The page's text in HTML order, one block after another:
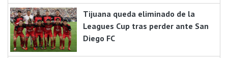
Tijuana queda eliminado de la
Leagues Cup tras perder ante San
Diego FC